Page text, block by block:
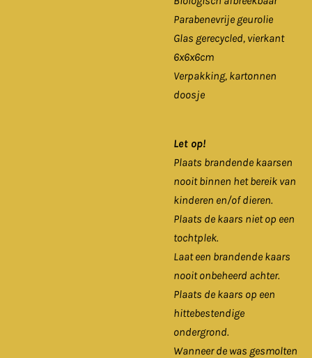
Parabenevrije geurolie
Glas gerecycled, vierkant
6x6x6cm
Verpakking, kartonnen
doosje
Let op!
Plaats brandende kaarsen
nooit binnen het bereik van
kinderen en/of dieren.
Plaats de kaars niet op een
tochtplek.
Laat een brandende kaars
nooit onbeheerd achter.
Plaats de kaars op een
hittebestendige
ondergrond.
Wanneer de was gesmolten